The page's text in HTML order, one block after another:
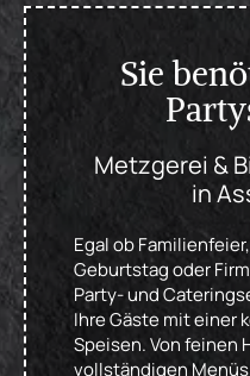
Sie
Metzgerei &
in
Egal ob
Geburtstag oder
Party- und
Ihre Gäste mit einer
Speisen. Von feinen
vollständigen